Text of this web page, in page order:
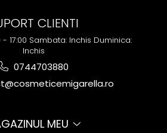
CLIENTI
- 17:00 Sambata: Inchis Duminica:
Inchis
0744703880
MEU